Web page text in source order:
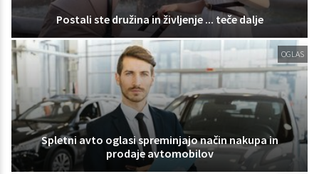
Postali ste družina in življenje ... teče dalje
OGLAS
Spletni avto oglasi spreminjajo način nakupa in
prodaje avtomobilov